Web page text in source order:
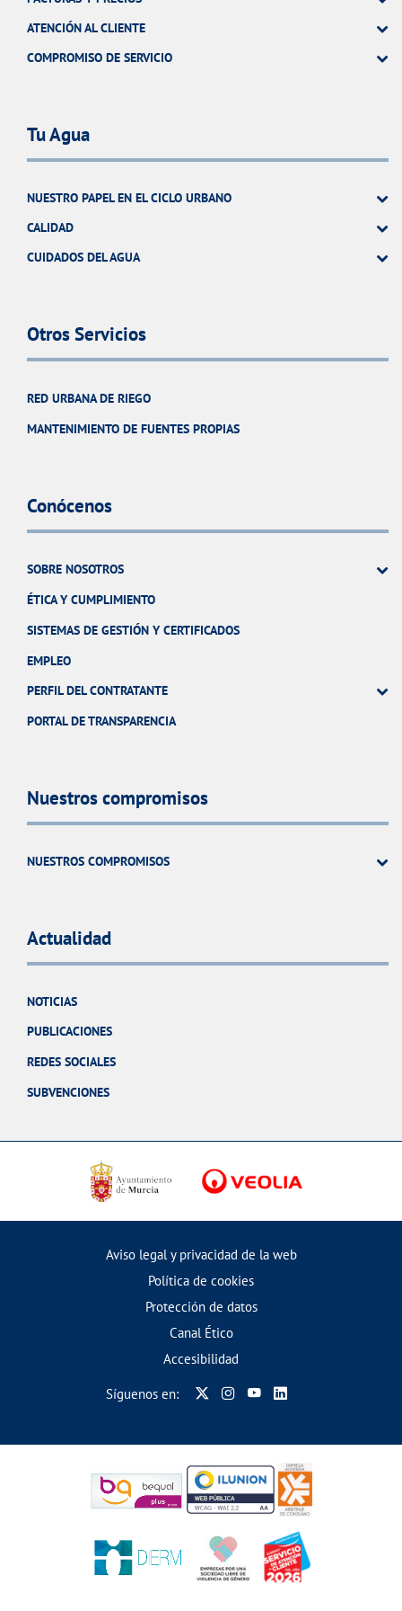
ATENCIÓN AL CLIENTE
COMPROMISO DE SERVICIO
Tu Agua
NUESTRO PAPEL EN EL CICLO URBANO
CALIDAD
CUIDADOS DEL AGUA
Otros Servicios
RED URBANA DE RIEGO
MANTENIMIENTO DE FUENTES PROPIAS
Conócenos
SOBRE NOSOTROS
ÉTICA Y CUMPLIMIENTO
SISTEMAS DE GESTIÓN Y CERTIFICADOS
EMPLEO
PERFIL DEL CONTRATANTE
PORTAL DE TRANSPARENCIA
Nuestros compromisos
NUESTROS COMPROMISOS
Actualidad
NOTICIAS
PUBLICACIONES
REDES SOCIALES
SUBVENCIONES
Aviso legal y privacidad de la web
Política de cookies
Protección de datos
Canal Ético
Accesibilidad
Síguenos en: